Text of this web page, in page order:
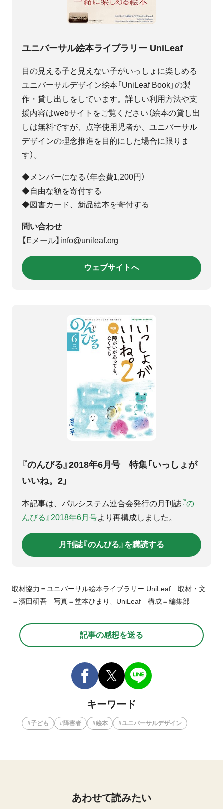
ユニバーサル絵本ライブラリー UniLeaf
目の見える子と見えない子がいっしょに楽しめる
ユニバーサルデザイン絵本「UniLeaf Book」の製
作・貸し出しをしています。詳しい利用方法や支
援内容はwebサイトをご覧ください（絵本の貸し出
しは無料ですが、点字使用児者か、ユニバーサル
デザインの理念推進を目的にした場合に限りま
す）。
◆メンバーになる（年会費1,200円）
◆自由な額を寄付する
◆図書カード、新品絵本を寄付する
問い合わせ
【Eメール】info@unileaf.org
ウェブサイトへ
『のんびる』2018年6月号 特集「いっしょが
いいね。2」
本記事は、パルシステム連合会発行の月刊誌『の
んびる』2018年6月号より再構成しました。
月刊誌『のんびる』を購読する
取材協力＝ユニバーサル絵本ライブラリー UniLeaf 取材・文
＝濱田研吾 写真＝堂本ひまり、UniLeaf 構成＝編集部
記事の感想を送る
キーワード
子ども 障害者 絵本 ユニバーサルデザイン
あわせて読みたい